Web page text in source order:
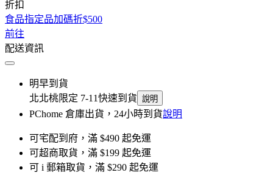
折扣
食品指定品加碼折$500
前往
配送資訊
明早到貨
北北桃限定 7-11快速到貨 說明
PChome 倉庫出貨，24小時到貨說明
可宅配到府，滿 $490 起免運
可超商取貨，滿 $199 起免運
可 i 郵箱取貨，滿 $290 起免運